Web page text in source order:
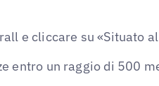
e cliccare su «Situato
entro un raggio di 500